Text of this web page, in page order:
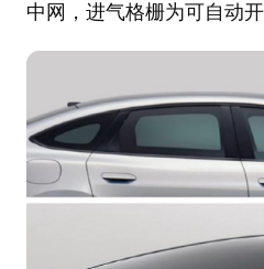
中网，进气格栅为可自动开